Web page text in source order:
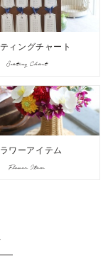
ィングチャート
Seating Chart
ワーアイテム
Flower Item